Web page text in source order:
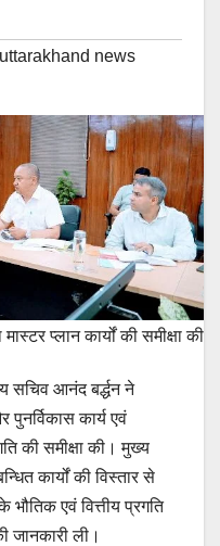
news
प्लान कार्यों की समीक्षा की
सचिव आनंद बर्द्धन ने
पुनर्विकास कार्य एवं
की समीक्षा की। मुख्य
कार्यों की विस्तार से
भौतिक एवं वित्तीय प्रगति
जानकारी ली।